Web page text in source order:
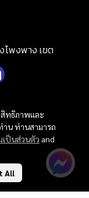
สิทธิภาพและ
าน ท่านสามารถ
เป็นส่วนตัว and
All
โพงพาง เขต